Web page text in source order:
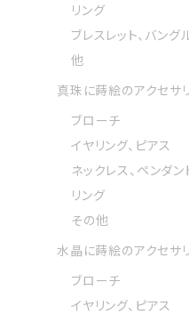
リング
ブレスレット、バング
他
真珠に蒔絵のアクセサ
ブローチ
イヤリング、ピアス
ネックレス、ペンダン
リング
その他
水晶に蒔絵のアクセサ
ブローチ
イヤリング、ピアス